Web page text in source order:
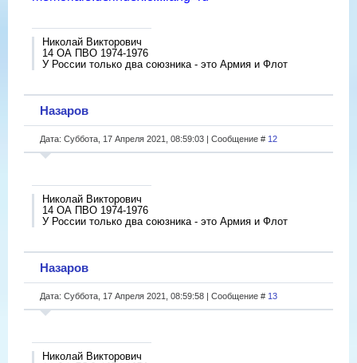
Николай Викторович
14 ОА ПВО 1974-1976
У России только два союзника - это Армия и Флот
Назаров
Дата: Суббота, 17 Апреля 2021, 08:59:03 | Сообщение # 12
Николай Викторович
14 ОА ПВО 1974-1976
У России только два союзника - это Армия и Флот
Назаров
Дата: Суббота, 17 Апреля 2021, 08:59:58 | Сообщение # 13
Николай Викторович